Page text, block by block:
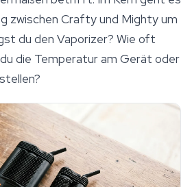
zwischen Crafty und Mighty um
du den Vaporizer? Wie oft
die Temperatur am Gerät oder